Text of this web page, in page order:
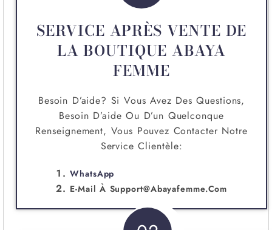
SERVICE APRÈS VENTE DE
LA BOUTIQUE ABAYA
FEMME
Besoin D’aide? Si Vous Avez Des Questions,
Besoin D’aide Ou D’un Quelconque
Renseignement, Vous Pouvez Contacter Notre
Service Clientèle:
WhatsApp
E-Mail À Support@abayafemme.com